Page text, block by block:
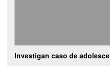
Investigan caso de